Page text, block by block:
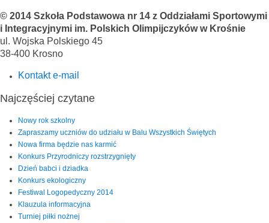
© 2014 Szkoła Podstawowa nr 14 z Oddziałami Sportowymi
i Integracyjnymi im. Polskich Olimpijczyków w Krośnie
ul. Wojska Polskiego 45
38-400 Krosno
Kontakt e-mail
Najczęściej czytane
Nowy rok szkolny
Zapraszamy uczniów do udziału w Balu Wszystkich Świętych
Nowa firma będzie nas karmić
Konkurs Przyrodniczy rozstrzygnięty
Dzień babci i dziadka
Konkurs ekologiczny
Festiwal Logopedyczny 2014
Klauzula informacyjna
Turniej piłki nożnej